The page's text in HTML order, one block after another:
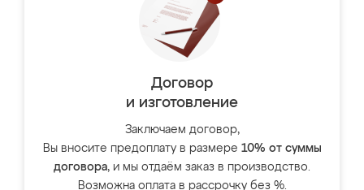
Договор
и изготовление
Заключаем договор,
Вы вносите предоплату в размере 10% от суммы
договора, и мы отдаём заказ в производство.
Возможна оплата в рассрочку без %.